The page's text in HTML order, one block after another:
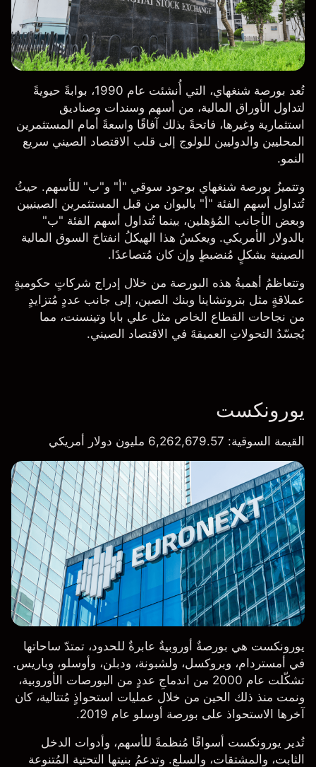
تُعد بورصة شنغهاي، التي أُنشئت عام 1990، بوابةً حيويةً
لتداول الأوراق المالية، من أسهم وسندات وصناديق
استثمارية وغيرها، فاتحةً بذلك آفاقًا واسعةً أمام المستثمرين
المحليين والدوليين للولوج إلى قلب الاقتصاد الصيني سريع
النمو.
وتتميزُ بورصة شنغهاي بوجود سوقي "أ" و"ب" للأسهم. حيثُ
تُتداول أسهم الفئة "أ" باليوان من قبل المستثمرين الصينيين
وبعض الأجانب المُؤهلين، بينما تُتداول أسهم الفئة "ب"
بالدولار الأمريكي. ويعكسُ هذا الهيكلُ انفتاحَ السوق المالية
الصينية بشكلٍ مُنضبطٍ وإن كان مُتصاعدًا.
وتتعاظمُ أهميةُ هذه البورصة من خلال إدراج شركاتٍ حكوميةٍ
عملاقةٍ مثل بتروتشاينا وبنك الصين، إلى جانب عددٍ مُتزايدٍ
من نجاحات القطاع الخاص مثل علي بابا وتينسنت، مما
يُجسّدُ التحولاتِ العميقةَ في الاقتصاد الصيني.
يورونكست
القيمة السوقية: 6,262,679.57 مليون دولار أمريكي
يورونكست هي بورصةٌ أوروبيةٌ عابرةٌ للحدود، تمتدّ ساحاتها
في أمستردام، وبروكسل، ولشبونة، ودبلن، وأوسلو، وباريس.
تشكّلت عام 2000 من اندماجِ عددٍ من البورصات الأوروبية،
ونمت منذ ذلك الحين من خلال عمليات استحواذٍ مُتتالية، كان
آخرها الاستحواذ على بورصة أوسلو عام 2019.
تُدير يورونكست أسواقًا مُنظمةً للأسهم، وأدوات الدخل
الثابت، والمشتقات، والسلع. وتدعمُ بنيتها التحتية المُتنوعة